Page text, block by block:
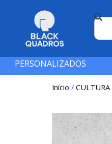
PERSONALIZADOS
Início / CULTURA